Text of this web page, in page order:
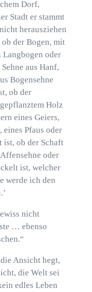
Dorf,
Stadt er stammt
herausziehen
der Bogen, mit
Langbogen oder
aus Hanf,
Bogensehne
ob der
Holz
eines Geiers,
eines Pfaus oder
ist, ob der Schaft
oder
ist, welcher
werde ich den
nicht
… ebenso
Ansicht hegt,
die Welt sei
edles Leben